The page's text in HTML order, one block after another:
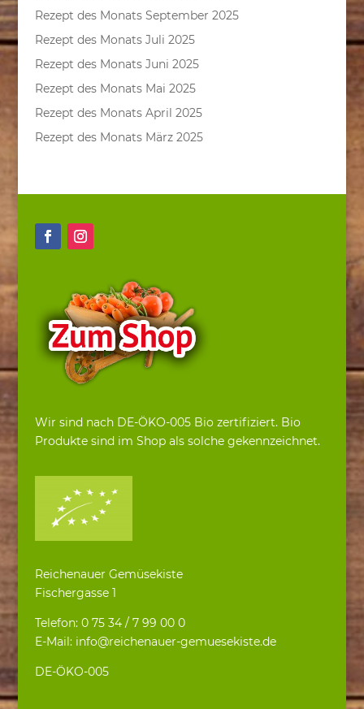
Rezept des Monats September 2025
Rezept des Monats Juli 2025
Rezept des Monats Juni 2025
Rezept des Monats Mai 2025
Rezept des Monats April 2025
Rezept des Monats März 2025
Wir sind nach DE-ÖKO-005 Bio zertifiziert. Bio
Produkte sind im Shop als solche gekennzeichnet.
Reichenauer Gemüsekiste
Fischergasse 1
Telefon: 0 75 34 / 7 99 00 0
E-Mail: info@reichenauer-gemuesekiste.de
DE-ÖKO-005